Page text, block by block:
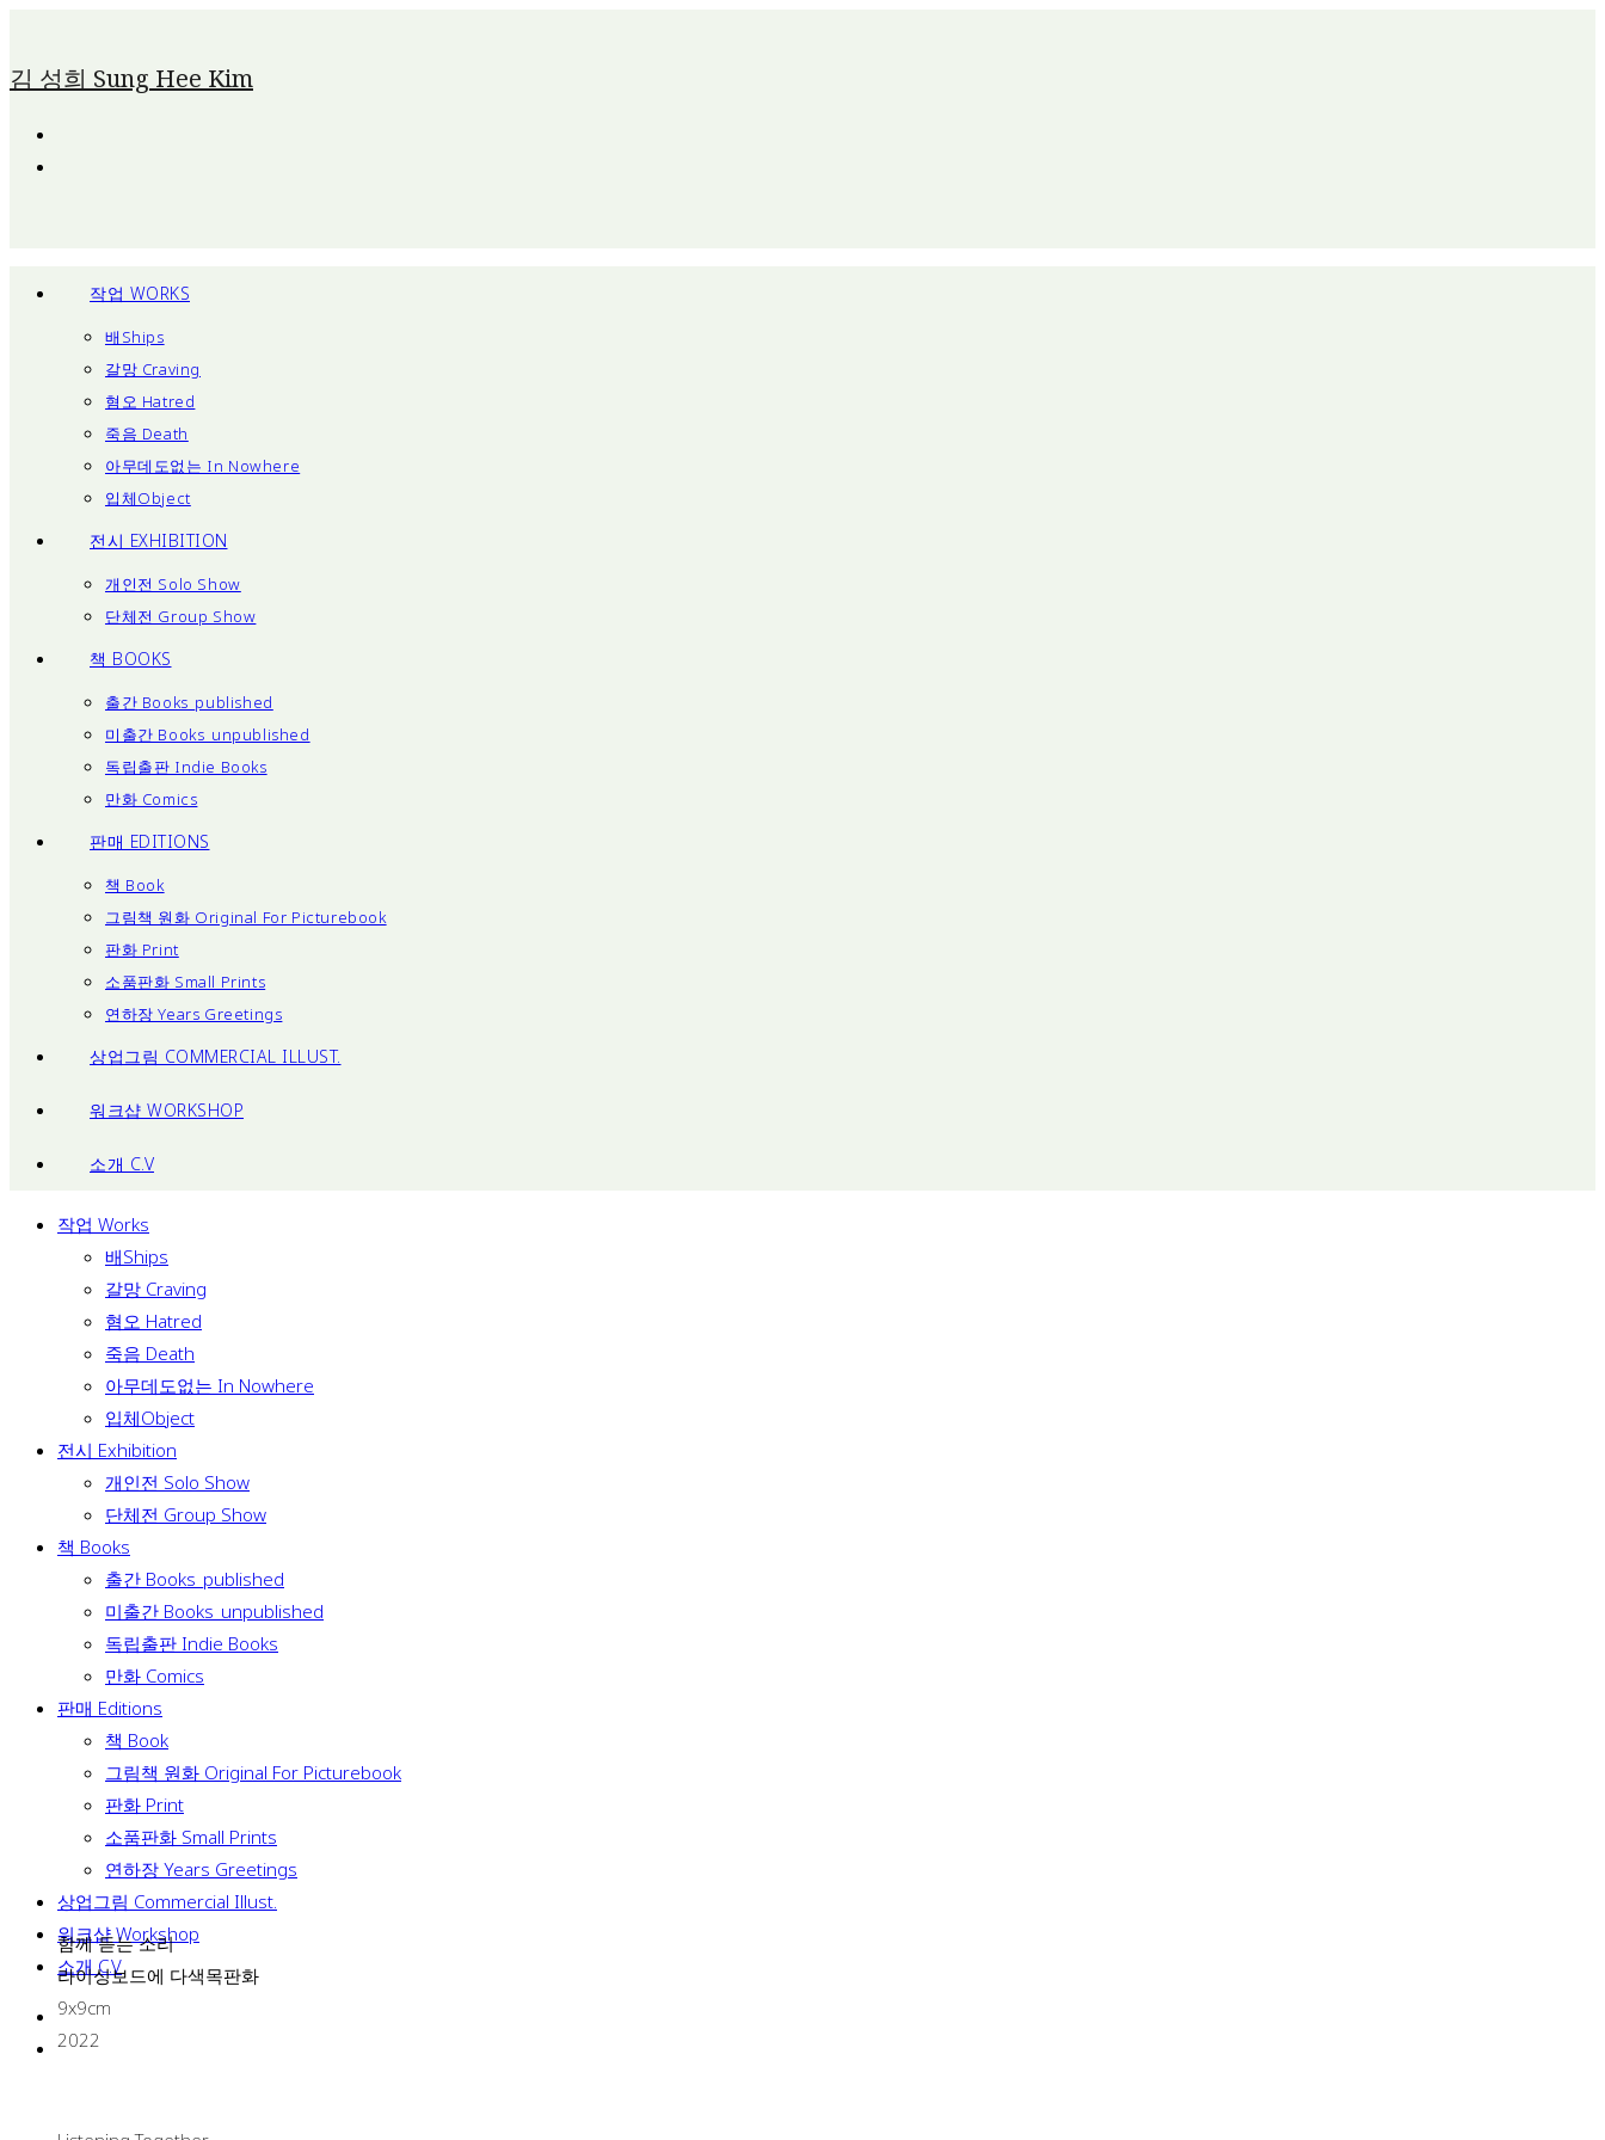
Content
김 성희 Sung Hee Kim
작업 WORKS
배Ships
갈망 Craving
혐오 Hatred
죽음 Death
아무데도없는 In Nowhere
입체Object
전시 EXHIBITION
개인전 Solo Show
단체전 Group Show
책 BOOKS
출간 Books_published
미출간 Books_unpublished
독립출판 Indie Books
만화 Comics
판매 EDITIONS
책 Book
그림책 원화 Original For Picturebook
판화 Print
소품판화 Small Prints
연하장 Years Greetings
상업그림 COMMERCIAL ILLUST.
워크샵 WORKSHOP
소개 C.V
작업 Works
배Ships
갈망 Craving
혐오 Hatred
죽음 Death
아무데도없는 In Nowhere
입체Object
전시 Exhibition
개인전 Solo Show
단체전 Group Show
책 Books
출간 Books_published
미출간 Books_unpublished
독립출판 Indie Books
만화 Comics
판매 Editions
책 Book
그림책 원화 Original For Picturebook
판화 Print
소품판화 Small Prints
연하장 Years Greetings
상업그림 Commercial Illust.
워크샵 Workshop
소개 C.V
함께 듣는 소리
라이싱보드에 다색목판화
9x9cm
2022